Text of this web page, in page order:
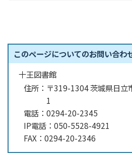
このページについてのお問い合わ
十王図書館
住所： 〒319-1304 茨城県日立
1
電話： 0294-20-2345
IP電話： 050-5528-4921
FAX： 0294-20-2346